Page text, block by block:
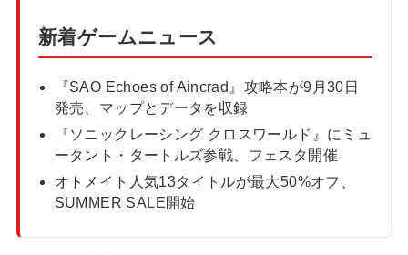
新着ゲームニュース
『SAO Echoes of Aincrad』攻略本が9月30日
発売、マップとデータを収録
『ソニックレーシング クロスワールド』にミュ
ータント・タートルズ参戦、フェスタ開催
オトメイト人気13タイトルが最大50%オフ、
SUMMER SALE開始